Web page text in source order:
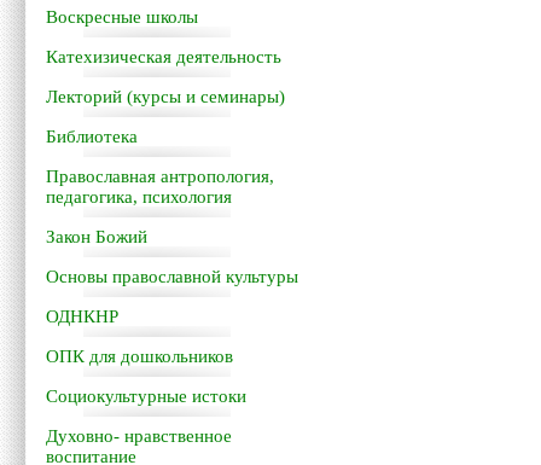
Воскресные школы
Катехизическая деятельность
Лекторий (курсы и семинары)
Библиотека
Православная антропология,
педагогика, психология
Закон Божий
Основы православной культуры
ОДНКНР
ОПК для дошкольников
Социокультурные истоки
Духовно- нравственное
воспитание